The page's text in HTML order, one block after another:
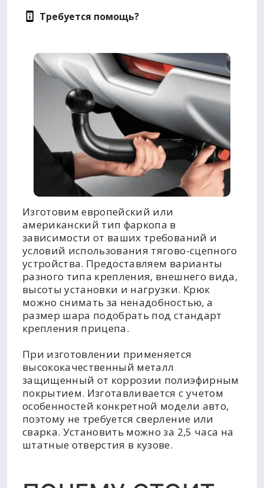
Требуется помощь?
Изготовим европейский или
американский тип фаркопа в
зависимости от ваших требований и
условий использования тягово-сцепного
устройства. Предоставляем варианты
разного типа крепления, внешнего вида,
высоты установки и нагрузки. Крюк
можно снимать за ненадобностью, а
размер шара подобрать под стандарт
крепления прицепа.
При изготовлении применяется
высококачественный металл
защищенный от коррозии полиэфирным
покрытием. Изготавливается с учетом
особенностей конкретной модели авто,
поэтому не требуется сверление или
сварка. Установить можно за 2,5 часа на
штатные отверстия в кузове.